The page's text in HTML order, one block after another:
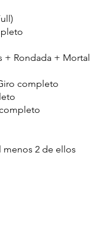
+ Rondada + Mortal
completo
menos 2 de ellos